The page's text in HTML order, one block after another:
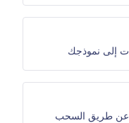
إلى نموذجك
عن طريق السحب